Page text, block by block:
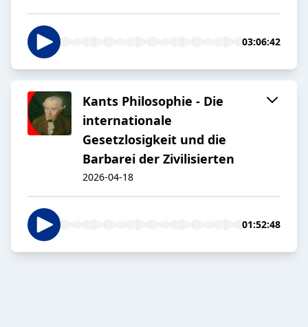
03:06:42
Kants Philosophie - Die
internationale
Gesetzlosigkeit und die
Barbarei der Zivilisierten
2026-04-18
01:52:48